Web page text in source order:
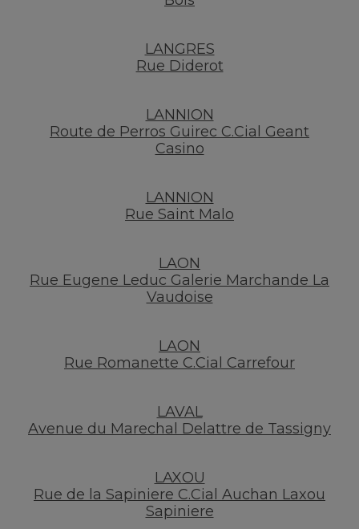
LANGRES
Rue Diderot
LANNION
Route de Perros Guirec C.Cial Geant
Casino
LANNION
Rue Saint Malo
LAON
Rue Eugene Leduc Galerie Marchande La
Vaudoise
LAON
Rue Romanette C.Cial Carrefour
LAVAL
Avenue du Marechal Delattre de Tassigny
LAXOU
Rue de la Sapiniere C.Cial Auchan Laxou
Sapiniere